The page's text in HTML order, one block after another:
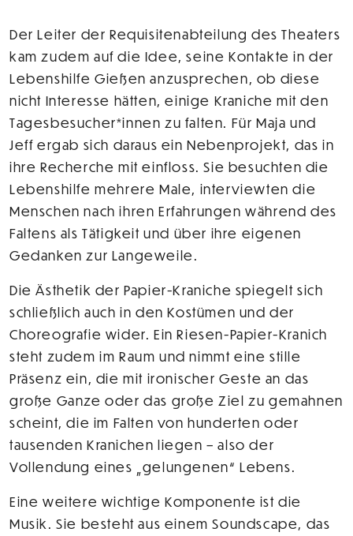
Der Leiter der Requisitenabteilung des Theaters
kam zudem auf die Idee, seine Kontakte in der
Lebenshilfe Gießen anzusprechen, ob diese
nicht Interesse hätten, einige Kraniche mit den
Tagesbesucher*innen zu falten. Für Maja und
Jeff ergab sich daraus ein Nebenprojekt, das in
ihre Recherche mit einfloss. Sie besuchten die
Lebenshilfe mehrere Male, interviewten die
Menschen nach ihren Erfahrungen während des
Faltens als Tätigkeit und über ihre eigenen
Gedanken zur Langeweile.
Die Ästhetik der Papier-Kraniche spiegelt sich
schließlich auch in den Kostümen und der
Choreografie wider. Ein Riesen-Papier-Kranich
steht zudem im Raum und nimmt eine stille
Präsenz ein, die mit ironischer Geste an das
große Ganze oder das große Ziel zu gemahnen
scheint, die im Falten von hunderten oder
tausenden Kranichen liegen – also der
Vollendung eines „gelungenen“ Lebens.
Eine weitere wichtige Komponente ist die
Musik. Sie besteht aus einem Soundscape, das